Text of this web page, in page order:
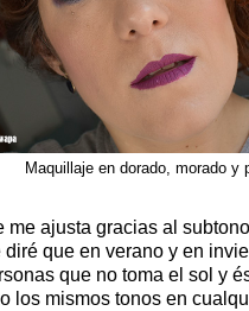
Maquillaje en dorado, morado y
me ajusta gracias al
diré que en verano y en
que no toma el sol y
los mismos tonos en